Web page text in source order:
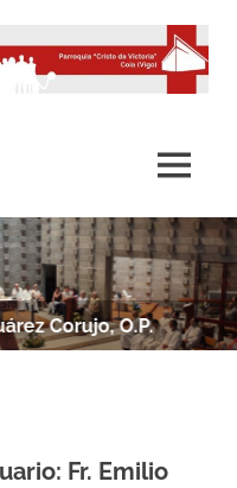
MENÚ
O.P.
Fr. Emilio